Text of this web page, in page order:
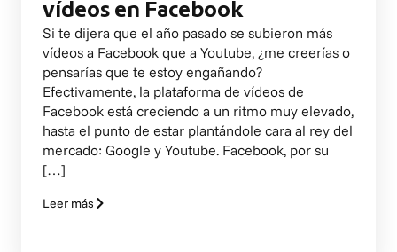
vídeos en Facebook
Si te dijera que el año pasado se subieron más
vídeos a Facebook que a Youtube, ¿me creerías o
pensarías que te estoy engañando?
Efectivamente, la plataforma de vídeos de
Facebook está creciendo a un ritmo muy elevado,
hasta el punto de estar plantándole cara al rey del
mercado: Google y Youtube. Facebook, por su
[…]
Leer más